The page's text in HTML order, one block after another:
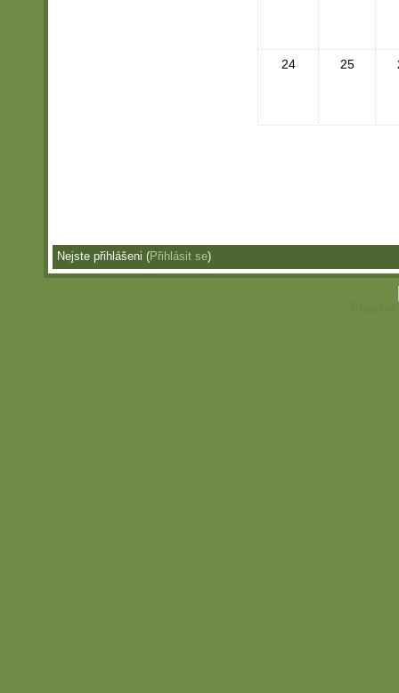
24 25
Nejste přihlášeni (Přihlásit se)